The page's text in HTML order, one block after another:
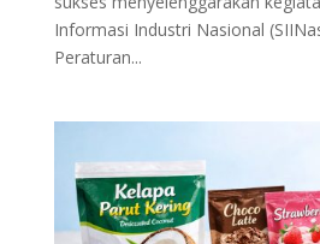
Informasi Industri Nasional
Peraturan...